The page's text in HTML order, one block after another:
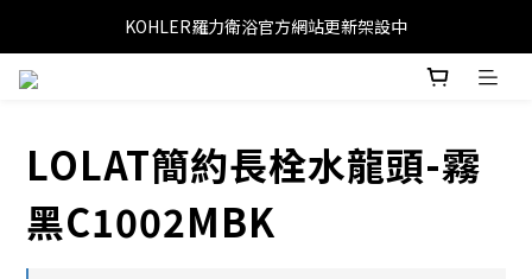
KOHLER羅力衛浴官方網站更新架設中
LOLAT簡約長栓水龍頭-霧
黑C1002MBK